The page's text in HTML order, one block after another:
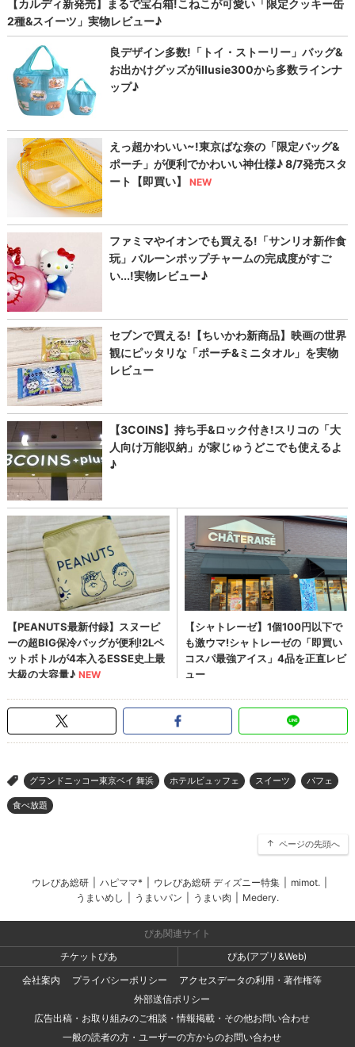
> グランドニッコー東京ベイ 舞浜 ホテルビュッフェ スイーツ パフェ
食べ放題
ページの先頭へ
ウレぴあ総研 ハピママ* ウレぴあ総研 ディズニー特集 mimot.
うまいめし
うまいパン うまい肉 Medery.
ぴあ関連サイト
チケットぴあ
ぴあ(アプリ&Web)
会社案内
プライバシーポリシー
アクセスデータの利用・著作権等
外部送信ポリシー
広告出稿・お取り組みのご相談・情報掲載・その他お問い合わせ
一般の読者の方・ユーザーの方からのお問い合わせ